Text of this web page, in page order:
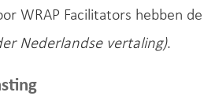
WRAP Facilitators hebben
Nederlandse vertaling).